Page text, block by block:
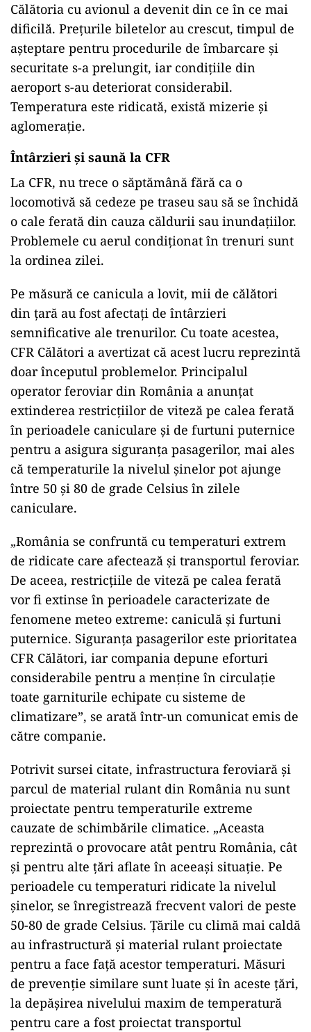
Călătoria cu avionul a devenit din ce în ce mai
dificilă. Prețurile biletelor au crescut, timpul de
așteptare pentru procedurile de îmbarcare și
securitate s-a prelungit, iar condițiile din
aeroport s-au deteriorat considerabil.
Temperatura este ridicată, există mizerie și
aglomerație.
Întârzieri și saună la CFR
La CFR, nu trece o săptămână fără ca o
locomotivă să cedeze pe traseu sau să se închidă
o cale ferată din cauza căldurii sau inundațiilor.
Problemele cu aerul condiționat în trenuri sunt
la ordinea zilei.
Pe măsură ce canicula a lovit, mii de călători
din țară au fost afectați de întârzieri
semnificative ale trenurilor. Cu toate acestea,
CFR Călători a avertizat că acest lucru reprezintă
doar începutul problemelor. Principalul
operator feroviar din România a anunțat
extinderea restricțiilor de viteză pe calea ferată
în perioadele caniculare și de furtuni puternice
pentru a asigura siguranța pasagerilor, mai ales
că temperaturile la nivelul șinelor pot ajunge
între 50 și 80 de grade Celsius în zilele
caniculare.
„România se confruntă cu temperaturi extrem
de ridicate care afectează și transportul feroviar.
De aceea, restricțiile de viteză pe calea ferată
vor fi extinse în perioadele caracterizate de
fenomene meteo extreme: caniculă și furtuni
puternice. Siguranța pasagerilor este prioritatea
CFR Călători, iar compania depune eforturi
considerabile pentru a menține în circulație
toate garniturile echipate cu sisteme de
climatizare”, se arată într-un comunicat emis de
către companie.
Potrivit sursei citate, infrastructura feroviară și
parcul de material rulant din România nu sunt
proiectate pentru temperaturile extreme
cauzate de schimbările climatice. „Aceasta
reprezintă o provocare atât pentru România, cât
și pentru alte țări aflate în aceeași situație. Pe
perioadele cu temperaturi ridicate la nivelul
șinelor, se înregistrează frecvent valori de peste
50-80 de grade Celsius. Țările cu climă mai caldă
au infrastructură și material rulant proiectate
pentru a face față acestor temperaturi. Măsuri
de prevenție similare sunt luate și în aceste țări,
la depășirea nivelului maxim de temperatură
pentru care a fost proiectat transportul